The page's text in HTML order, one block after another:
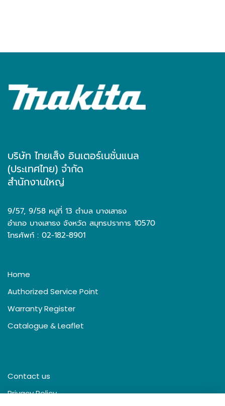
บริษัท ไทยเส็ง อินเตอร์เนชั่นแนล
(ประเทศไทย) จำกัด
สำนักงานใหญ่
9/57, 9/58 หมู่ที่ 13 ตำบล บางเสาธง
อำเภอ บางเสาธง จังหวัด สมุทรปราการ 10570
โทรศัพท์ : 02-182-8901
Home
Authorized Service Point
Warranty Register
Catalogue & Leaflet
Contact us
Privacy Policy